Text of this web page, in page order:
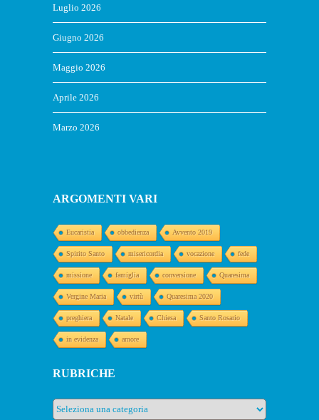
Luglio 2026
Giugno 2026
Maggio 2026
Aprile 2026
Marzo 2026
ARGOMENTI VARI
Eucaristia obbedienza Avvento 2019
Spirito Santo misericordia vocazione fede
missione famiglia conversione Quaresima
Vergine Maria virtù Quaresima 2020
preghiera Natale Chiesa Santo Rosario
in evidenza amore
RUBRICHE
Rubriche